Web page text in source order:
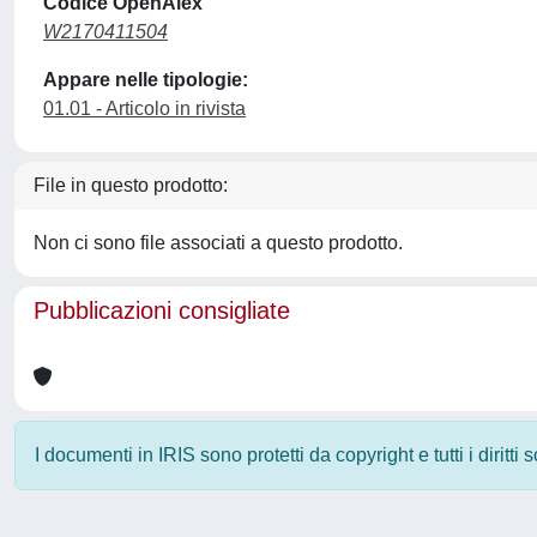
W2170411504
Appare nelle tipologie:
01.01 - Articolo in rivista
File in questo prodotto:
Non ci sono file associati a questo prodotto.
Pubblicazioni consigliate
I documenti in IRIS sono protetti da copyright e tutti i diritti